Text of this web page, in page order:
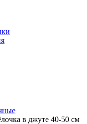
в джуте 40-50 см